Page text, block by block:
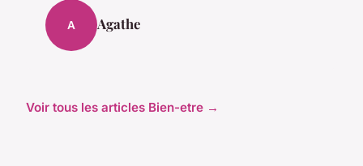
A Agathe
Voir tous les articles Bien-etre →